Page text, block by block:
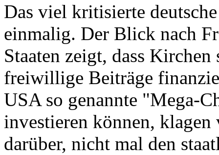
Das viel kritisierte
einmalig. Der Blick nach
Staaten zeigt, dass
freiwillige Beiträge
USA so genannte "Mega-
investieren können,
darüber, nicht mal den